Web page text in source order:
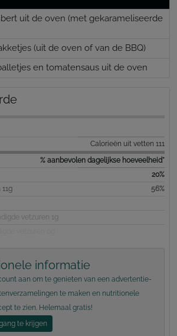
uit de oven (met gekarameliseerde
(uit de oven of van de BBQ)
en tomatensaus uit de oven
Calorieën uit vetten 111
% aanbevolen dagelijkse hoeveelheid*
20%
56%
vetzuren 1g
informatie
aan om te genieten van een advertentie-
te maken en nutritionele
te zien. Helemaal gratis!
te krijgen